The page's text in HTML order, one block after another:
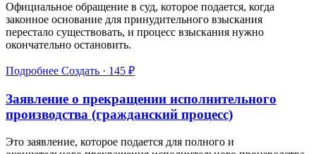
Официальное обращение в суд, которое подается, когда
законное основание для принудительного взыскания
перестало существовать, и процесс взыскания нужно
окончательно остановить.
Подробнее Создать · 145 ₽
Заявление о прекращении исполнительного
производства (гражданский процесс)
Это заявление, которое подается для полного и